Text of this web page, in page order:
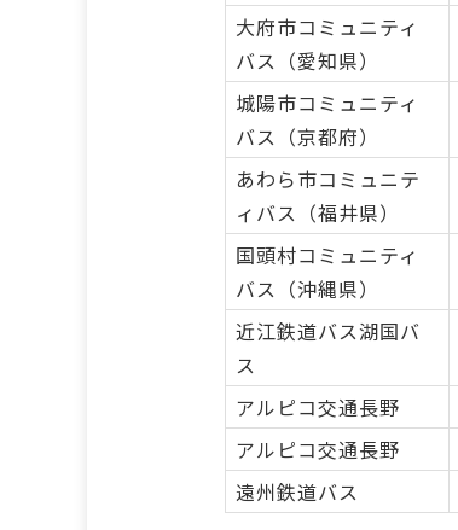
大府市コミュニティ
バス（愛知県）
城陽市コミュニティ
バス（京都府）
あわら市コミュニテ
ィバス（福井県）
国頭村コミュニティ
バス（沖縄県）
近江鉄道バス湖国バ
ス
アルピコ交通長野
アルピコ交通長野
遠州鉄道バス